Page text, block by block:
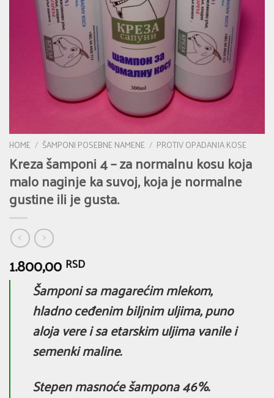
HOME / ŠAMPONI POSEBNE NAMENE / PROTIV OPADANJA KOSE
Kreza šamponi 4 – za normalnu kosu koja
malo naginje ka suvoj, koja je normalne
gustine ili je gusta.
1.800,00 RSD
Šamponi sa magarećim mlekom,
hladno ceđenim biljnim uljima, puno
aloja vere i sa etarskim uljima vanile i
semenki maline.
Stepen masnoće šampona 46%.